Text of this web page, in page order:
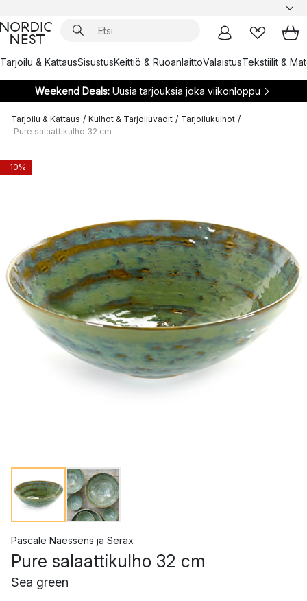
Tarjoilu & KattausSisustusKeittiö & RuoanlaittoValaistusTekstiilit &
Weekend Deals:Uusia tarjouksia joka viikonloppu
Tarjoilu & Kattaus / Kulhot & Tarjoiluvadit / Tarjoilukulhot /
Pure salaattikulho 32 cm
-10%
Pascale Naessens ja Serax
Pure salaattikulho 32 cm
Sea green